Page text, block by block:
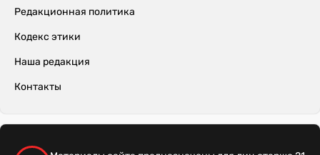
Редакционная политика
Кодекс этики
Наша редакция
Контакты